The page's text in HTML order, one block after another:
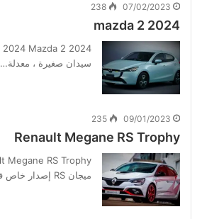
07/02/2023
238
mazda 2 2024
سيدان صغيرة ، معدلة…
09/01/2023
235
Renault Megane RS Trophy
ميجان RS إصدار خاص في فرنسا…